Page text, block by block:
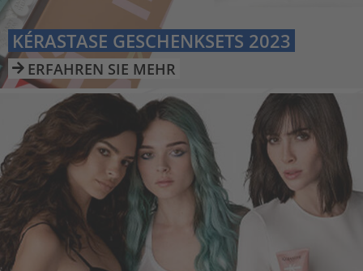
KÉRASTASE GESCHENKSETS 2023
 ERFAHREN SIE MEHR